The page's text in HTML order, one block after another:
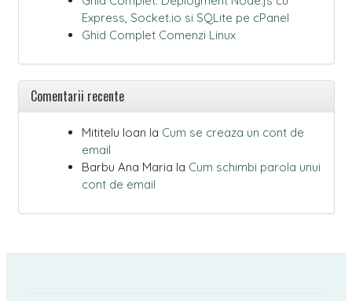
Express, Socket.io si SQLite pe cPanel
Ghid Complet Comenzi Linux
Comentarii recente
Mititelu Ioan la Cum se creaza un cont de
email
Barbu Ana Maria la Cum schimbi parola unui
cont de email